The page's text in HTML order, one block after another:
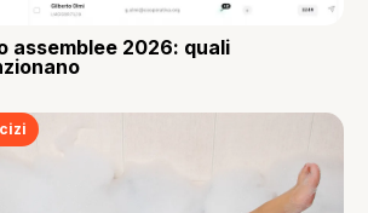
assemblee 2026: quali